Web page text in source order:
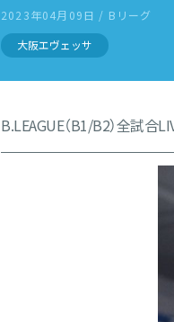
2023年04月09日 / Bリーグ
大阪エヴェッサ
B.LEAGUE（B1/B2）全試合